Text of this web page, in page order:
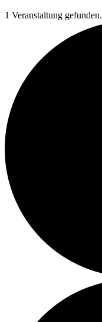
1 Veranstaltung gefunden.